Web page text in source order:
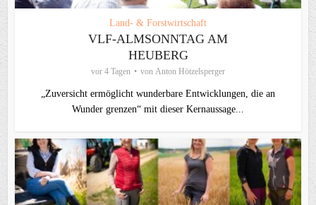
Land- & Forstwirtschaft
VLF-ALMSONNTAG AM
HEUBERG
vor 4 Tagen von Anton Hötzelsperger
„Zuversicht ermöglicht wunderbare Entwicklungen, die an
Wunder grenzen“ mit dieser Kernaussage...